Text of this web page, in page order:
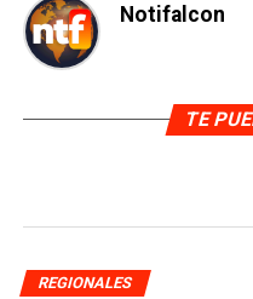
Notifalcon
TE
REGIONALES